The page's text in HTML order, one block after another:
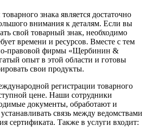
знака является достаточно
внимания к деталям. Если вы
свой товарный знак, необходимо
времени и ресурсов. Вместе с тем
правовой фирмы «Щербинин &
опыт в этой области и готовы
свои продукты.
регистрации товарного
цене. Наши сотрудники
документы, обработают и
связь между ведомствами
сертификата. Также в услуги входит: